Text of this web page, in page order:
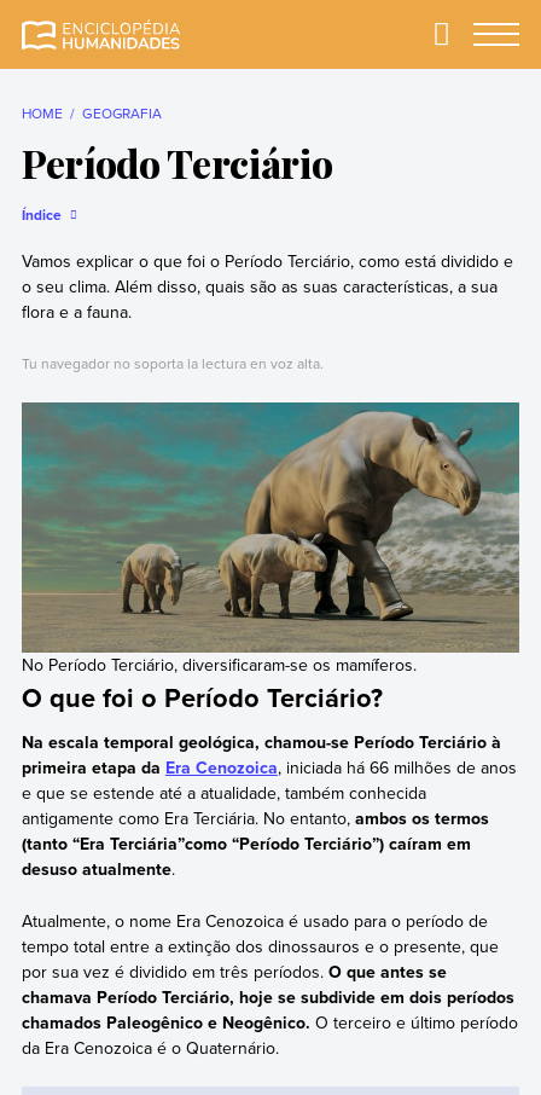
completa e mais
Primary
HOME GEOGRAFIA
Período Terciário
Índice
Vamos explicar o que foi o Período Terciário, como está dividido e
o seu clima. Além disso, quais são as suas características, a sua
flora e a fauna.
Tu navegador no soporta la lectura en voz alta.
No Período Terciário, diversificaram-se os mamíferos.
O que foi o Período Terciário?
Na escala temporal geológica, chamou-se Período Terciário à
primeira etapa da Era Cenozoica, iniciada há 66 milhões de anos
e que se estende até a atualidade, também conhecida
antigamente como Era Terciária. No entanto, ambos os termos
(tanto “Era Terciária”como “Período Terciário”) caíram em
desuso atualmente.
Atualmente, o nome Era Cenozoica é usado para o período de
tempo total entre a extinção dos dinossauros e o presente, que
por sua vez é dividido em três períodos. O que antes se
chamava Período Terciário, hoje se subdivide em dois períodos
chamados Paleogênico e Neogênico. O terceiro e último período
da Era Cenozoica é o Quaternário.